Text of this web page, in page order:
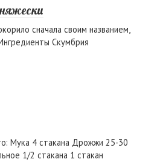
сначала своим названием,
Скумбрия
Мука 4 стакана Дрожжи 25-30
1/2 стакана 1 стакан